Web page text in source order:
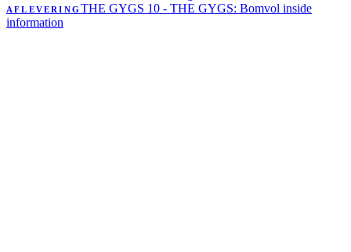
AFLEVERINGTHE GYGS 10 - THE GYGS: Bomvol inside
information